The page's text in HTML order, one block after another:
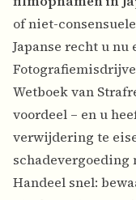
of niet-
Japanse recht u
Wetboek van
voordeel – en u
verwijdering te
schadevergoeding
Handeel snel: